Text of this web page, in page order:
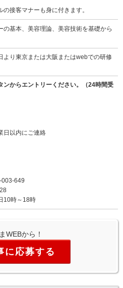
接客マナーも身に付きます。
の基本、美容理論、美容技術を基礎から
より東京または大阪またはwebでの研修
ンからエントリーください。（24時間受
日以内にご連絡
003-649
10時～18時
WEBから！
に応募する